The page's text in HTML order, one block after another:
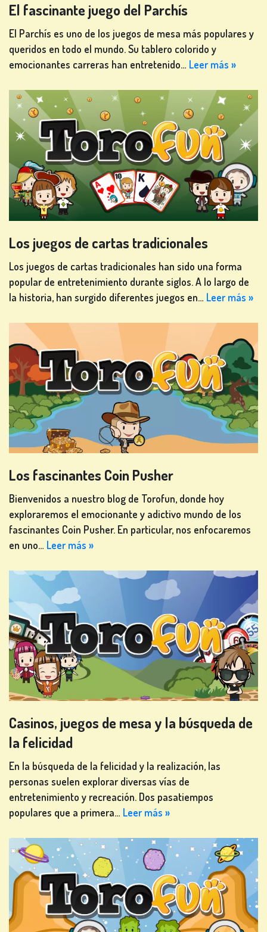
TIENDA
CLASIFICACIÓN
CAMBIAR
IDIOMA
El fascinante juego del Parchís
El Parchís es uno de los juegos de mesa más populares y
queridos en todo el mundo. Su tablero colorido y
emocionantes carreras han entretenido… Leer más »
Los juegos de cartas tradicionales
Los juegos de cartas tradicionales han sido una forma
popular de entretenimiento durante siglos. A lo largo de
la historia, han surgido diferentes juegos en… Leer más »
Los fascinantes Coin Pusher
Bienvenidos a nuestro blog de Torofun, donde hoy
exploraremos el emocionante y adictivo mundo de los
fascinantes Coin Pusher. En particular, nos enfocaremos
en uno… Leer más »
Casinos, juegos de mesa y la búsqueda de
la felicidad
En la búsqueda de la felicidad y la realización, las
personas suelen explorar diversas vías de
entretenimiento y recreación. Dos pasatiempos
populares que a primera… Leer más »